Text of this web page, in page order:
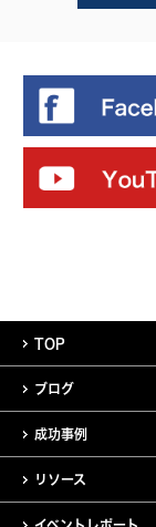
TOP
ブログ
成功事例
リソース